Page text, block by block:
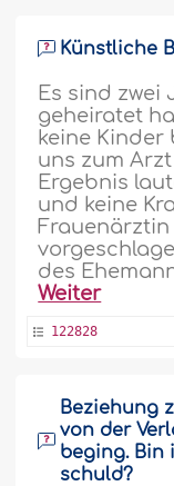
Künstliche
Es sind zwei
geheiratet
keine Kinder
uns zum
Ergebnis
und keine
des
Weiter
122828
Beziehung
von der
beging. Bin
schuld?